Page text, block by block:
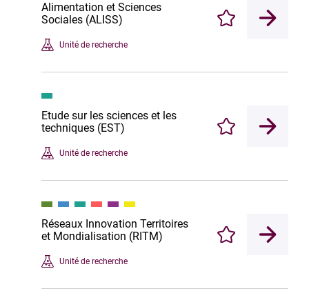
Alimentation et Sciences
Sociales (ALISS)
Unité de recherche
Enregistrer
Etude sur les sciences et les
techniques (EST)
Unité de recherche
Enregistrer
Réseaux Innovation Territoires
et Mondialisation (RITM)
Unité de recherche
Enregistrer